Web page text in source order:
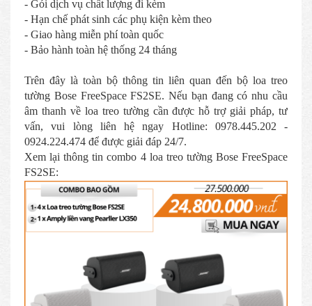
- Gói dịch vụ chất lượng đi kèm
- Hạn chế phát sinh các phụ kiện kèm theo
- Giao hàng miễn phí toàn quốc
- Bảo hành toàn hệ thống 24 tháng
Trên đây là toàn bộ thông tin liên quan đến bộ loa treo
tường Bose FreeSpace FS2SE. Nếu bạn đang có nhu cầu
âm thanh về loa treo tường cần được hỗ trợ giải pháp, tư
vấn, vui lòng liên hệ ngay Hotline: 0978.445.202 -
0924.224.474 để được giải đáp 24/7.
Xem lại thông tin combo 4 loa treo tường Bose FreeSpace
FS2SE: